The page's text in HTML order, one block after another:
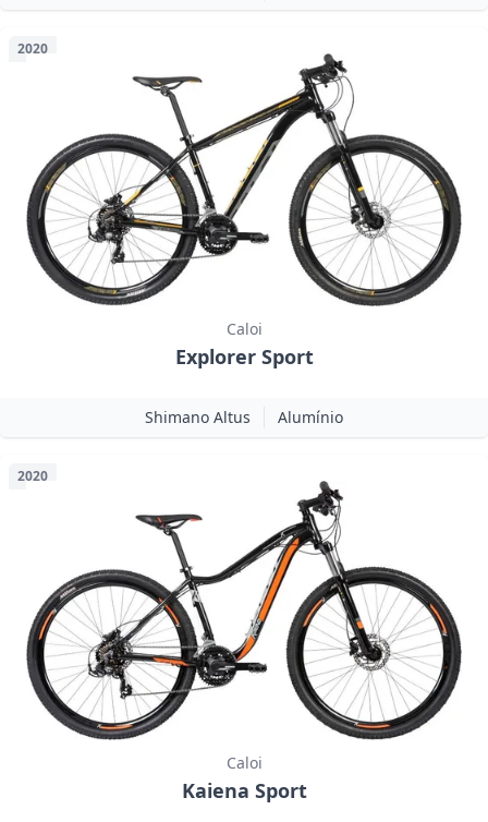
2020
Caloi
Explorer Sport
Shimano Altus Alumínio
2020
Caloi
Kaiena Sport